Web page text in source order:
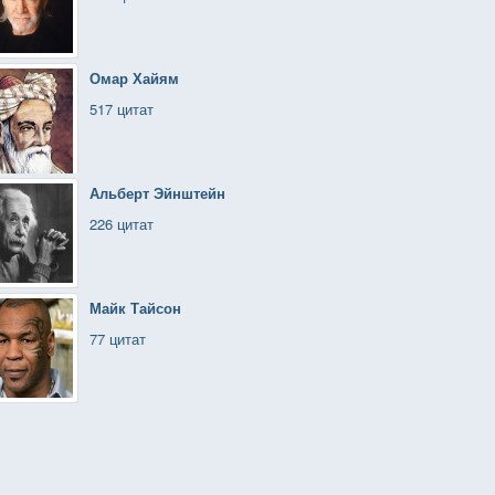
Омар Хайям
517 цитат
Альберт Эйнштейн
226 цитат
Майк Тайсон
77 цитат